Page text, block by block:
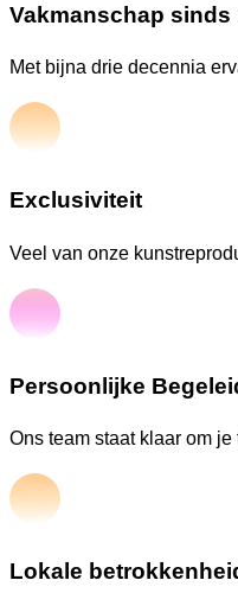
Vakmanschap sinds
Met bijna drie decennia
Exclusiviteit
Veel van onze
Persoonlijke
Ons team staat klaar om
Lokale